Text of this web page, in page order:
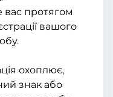
протягом
вашого
охоплює,
знак або